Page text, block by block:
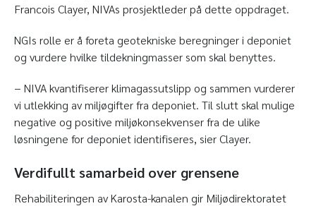
Francois Clayer, NIVAs prosjektleder på dette oppdraget.
NGIs rolle er å foreta geotekniske beregninger i deponiet
og vurdere hvilke tildekningmasser som skal benyttes.
− NIVA kvantifiserer klimagassutslipp og sammen vurderer
vi utlekking av miljøgifter fra deponiet. Til slutt skal mulige
negative og positive miljøkonsekvenser fra de ulike
løsningene for deponiet identifiseres, sier Clayer.
Verdifullt samarbeid over grensene
Rehabiliteringen av Karosta-kanalen gir Miljødirektoratet